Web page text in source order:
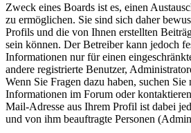
Zweck eines Boards ist es, einen
zu ermöglichen. Sie sind sich daher
Profils und die von Ihnen erstellten
sein können. Der Betreiber kann jedoch
Informationen nur für einen
andere registrierte Benutzer,
Wenn Sie Fragen dazu haben, suchen Sie
Informationen im Forum oder
Mail-Adresse aus Ihrem Profil ist dabei
und von ihm beauftragte Personen